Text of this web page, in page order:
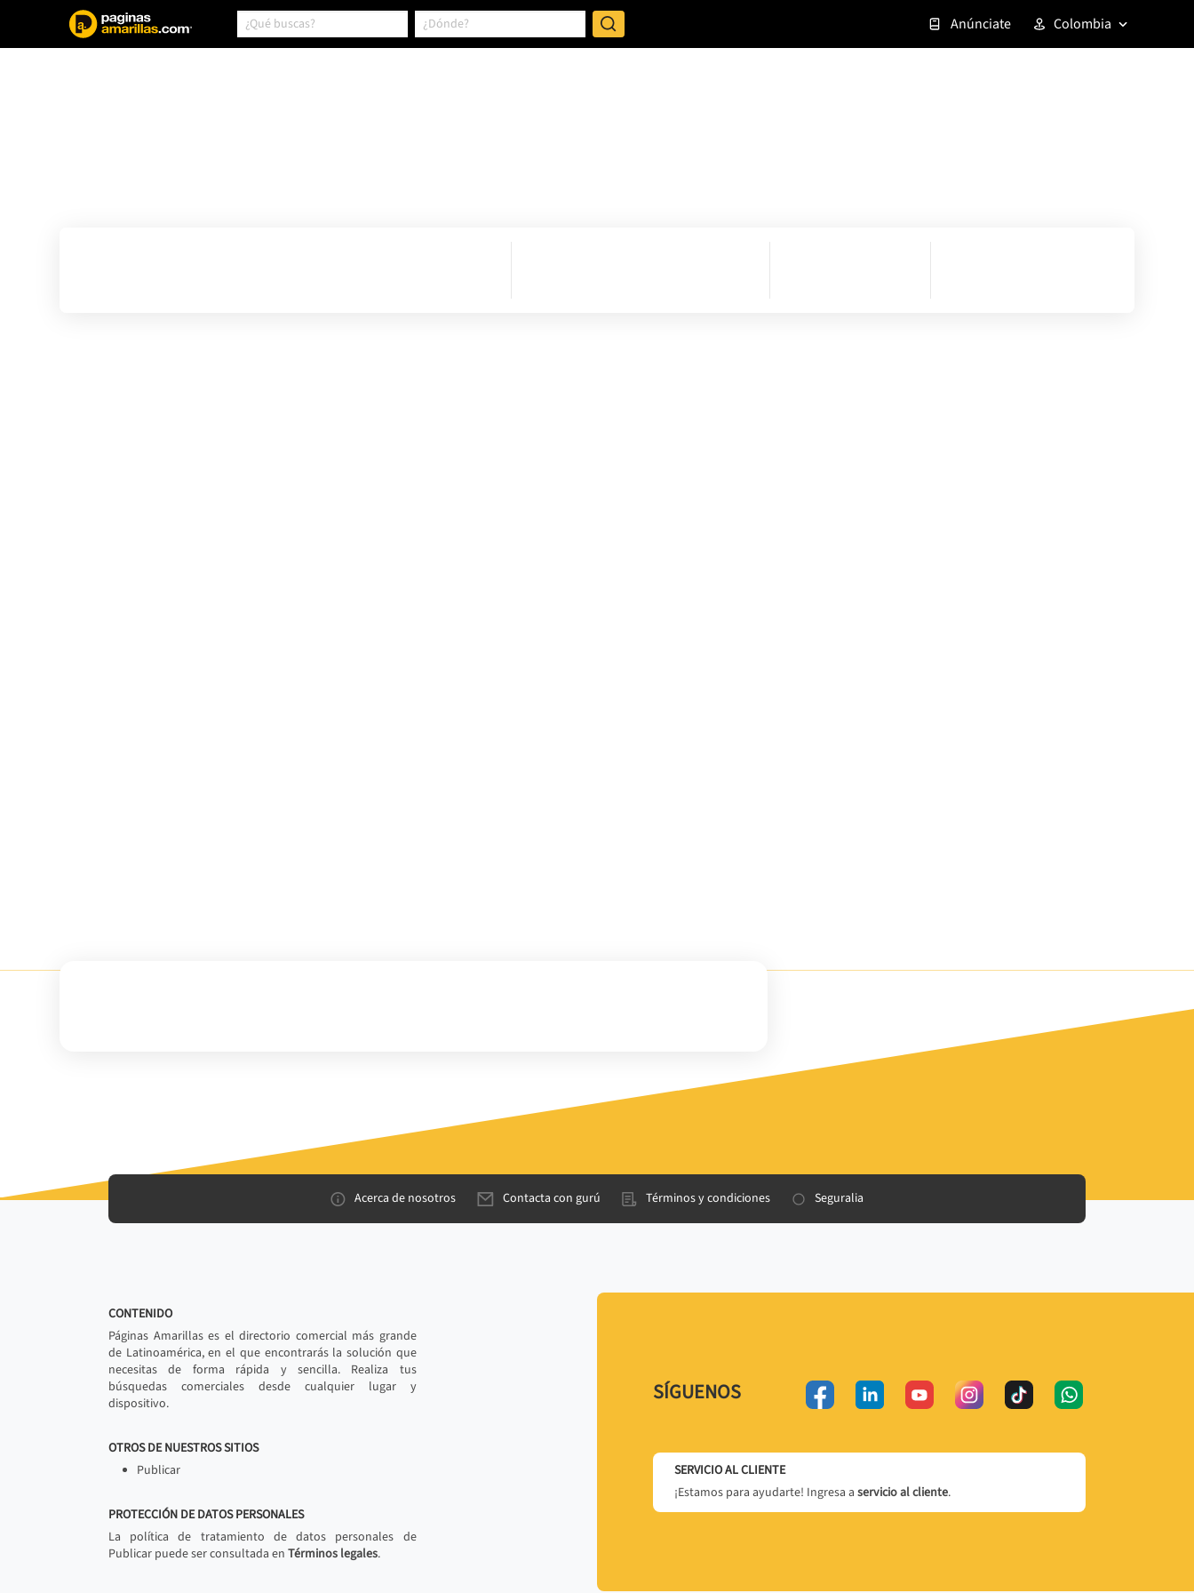
Anúnciate Colombia
Acerca de nosotros Contacta con gurú Términos y condiciones Seguralia
CONTENIDO
Páginas Amarillas es el directorio comercial más grande
de Latinoamérica, en el que encontrarás la solución que
necesitas de forma rápida y sencilla. Realiza tus
búsquedas comerciales desde cualquier lugar y
dispositivo.
OTROS DE NUESTROS SITIOS
Publicar
PROTECCIÓN DE DATOS PERSONALES
La política de tratamiento de datos personales de
Publicar puede ser consultada en Términos legales.
SÍGUENOS
SERVICIO AL CLIENTE
¡Estamos para ayudarte! Ingresa a servicio al cliente.